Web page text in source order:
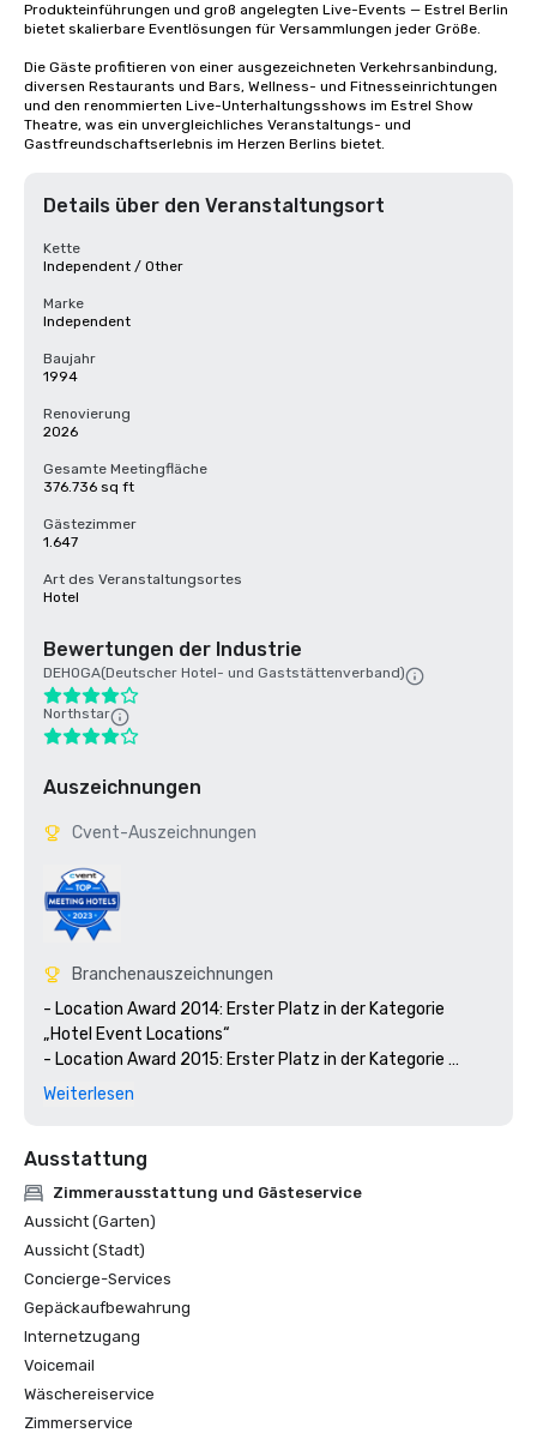
Produkteinführungen und groß angelegten Live-Events — Estrel Berlin
bietet skalierbare Eventlösungen für Versammlungen jeder Größe.
Die Gäste profitieren von einer ausgezeichneten Verkehrsanbindung,
diversen Restaurants und Bars, Wellness- und Fitnesseinrichtungen
und den renommierten Live-Unterhaltungsshows im Estrel Show
Theatre, was ein unvergleichliches Veranstaltungs- und
Gastfreundschaftserlebnis im Herzen Berlins bietet.
Details über den Veranstaltungsort
Kette
Independent / Other
Marke
Independent
Baujahr
1994
Renovierung
2026
Gesamte Meetingfläche
376.736 sq ft
Gästezimmer
1.647
Art des Veranstaltungsortes
Hotel
Bewertungen der Industrie
DEHOGA(Deutscher Hotel- und Gaststättenverband)
Northstar
Auszeichnungen
Cvent-Auszeichnungen
Branchenauszeichnungen
- Location Award 2014: Erster Platz in der Kategorie
„Hotel Event Locations“
- Location Award 2015: Erster Platz in der Kategorie
„Eventlocation für Großveranstaltungen“
- M&IT Award 2016: Bronzegewinner in der Kategorie
„Best Overseas Conference Center“
- M&IT Award 2017: Auf der Shortlist in der Kategorie
„Best Overseas Conference Center“
Weiterlesen
Ausstattung
Zimmerausstattung und Gästeservice
Aussicht (Garten)
Aussicht (Stadt)
Concierge-Services
Gepäckaufbewahrung
Internetzugang
Voicemail
Wäschereiservice
Zimmerservice